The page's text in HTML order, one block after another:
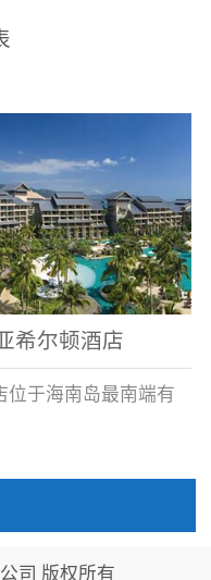
希尔顿酒店
位于海南岛最南端有
的海岛天堂”之美称的
司 版权所有